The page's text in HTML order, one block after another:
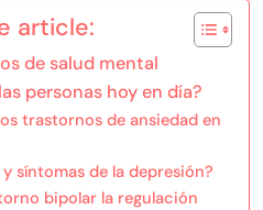
article:
de salud mental
personas hoy en día?
trastornos de ansiedad en
síntomas de la depresión?
bipolar la regulación